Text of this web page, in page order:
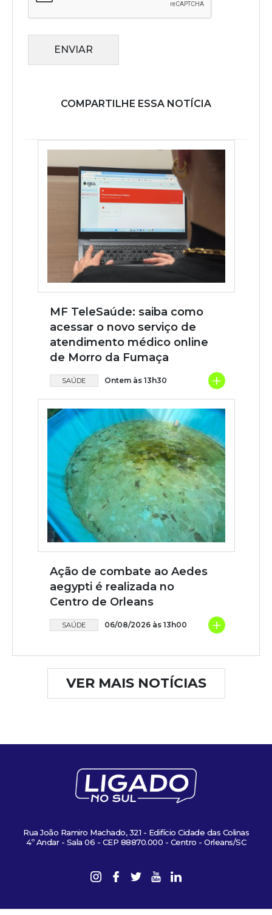
ENVIAR
COMPARTILHE ESSA NOTÍCIA
MF TeleSaúde: saiba como
acessar o novo serviço de
atendimento médico online
de Morro da Fumaça
SAÚDE Ontem às 13h30 +
Ação de combate ao Aedes
aegypti é realizada no
Centro de Orleans
SAÚDE 06/08/2026 às 13h00 +
VER MAIS NOTÍCIAS
Rua João Ramiro Machado, 321 - Edifício Cidade das Colinas
4º Andar - Sala 06 - CEP 88870.000 - Centro - Orleans/SC